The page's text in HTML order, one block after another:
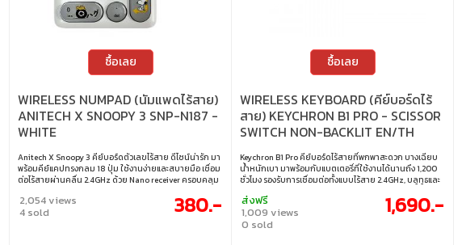
ซื้อเลย
WIRELESS NUMPAD (นัมแพดไร้สาย)
ANITECH X SNOOPY 3 SNP-N187 -
WHITE
Anitech X Snoopy 3 คีย์บอร์ดตัวเลขไร้สาย ดีไซน์น่ารัก มา
พร้อมคีย์แคปทรงกลม 18 ปุ่ม ใช้งานง่ายและสบายมือ เชื่อม
ต่อไร้สายผ่านคลื่น 2.4GHz ด้วย Nano receiver ครอบคลุม
กรัม พกพาสะดวก ผลิตจากพลาสติก ABS แข็งแรงทนทาน
ใช้พลังงานจากถ่าน AAA เพียงก้อนเดียว เหมาะสำหรับงาน
2,054 views
4 sold 380.-
ซื้อเลย
WIRELESS KEYBOARD (คีย์บอร์ดไร้
สาย) KEYCHRON B1 PRO - SCISSOR
SWITCH NON-BACKLIT EN/TH
RETRO RED B1P-K13-TH
Keychron B1 Pro คีย์บอร์ดไร้สายที่พกพาสะดวก บางเฉียบ
น้ำหนักเบา มาพร้อมกับแบตเตอรี่ที่ใช้งานได้นานถึง 1,200
ชั่วโมง รองรับการเชื่อมต่อทั้งแบบไร้สาย 2.4GHz, บลูทูธและ
ด้วยการปรับแต่ง ZMK โดยไม่ต้องโหลดโปรแกรม • สวิตช์ :
Scissor switch • ขนาด : 75% • แสงไฟ : ไม่มีไฟแบ็คไลท์ • คีย์
แคป : ภาษาอังกฤษ / ภาษาไทย • เลย์เอาต์ : ANSI • การเชื่อม
ส่งฟรี
1,009 views
0 sold
1,690.-